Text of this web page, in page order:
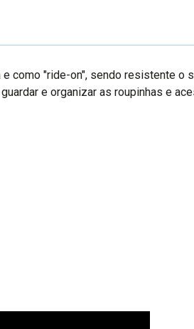
como "ride-on", sendo resistente o
e organizar as roupinhas e